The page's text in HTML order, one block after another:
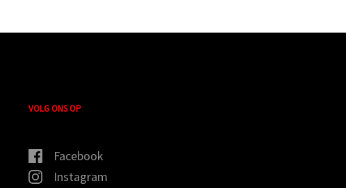
VOLG ONS OP
Facebook
Instagram